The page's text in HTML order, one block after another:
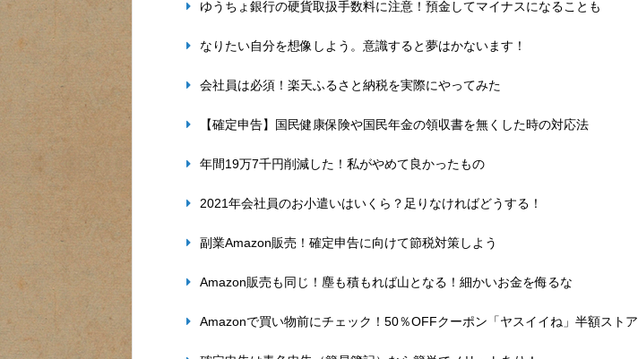
ゆうちょ銀行の硬貨取扱手数料に注意！預金してマイナスになることも
なりたい自分を想像しよう。意識すると夢はかないます！
会社員は必須！楽天ふるさと納税を実際にやってみた
【確定申告】国民健康保険や国民年金の領収書を無くした時の対応法
年間19万7千円削減した！私がやめて良かったもの
2021年会社員のお小遣いはいくら？足りなければどうする！
副業Amazon販売！確定申告に向けて節税対策しよう
Amazon販売も同じ！塵も積もれば山となる！細かいお金を侮るな
Amazonで買い物前にチェック！50％OFFクーポン「ヤスイイね」半額ストア